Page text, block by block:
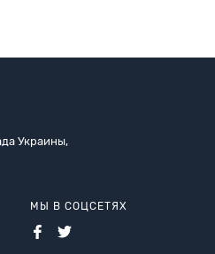
Украины,
МЫ В СОЦСЕТЯХ